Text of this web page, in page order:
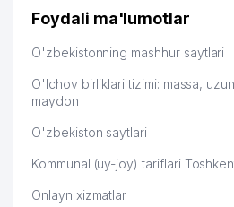
52
DAVR BANK XUSUSIY
TIJORAT BANK
53
CHILONZOR TUMANI
54
KORXONASI
дальше развиваюсь
Hamida 03.08.2026 12:45:39
Foydali ma'lumotlar
O'zbekistonning mashhur saytlari
O'lchov birliklari tizimi: massa,
maydon
O'zbekiston saytlari
Kommunal (uy-joy) tariflari
Onlayn xizmatlar